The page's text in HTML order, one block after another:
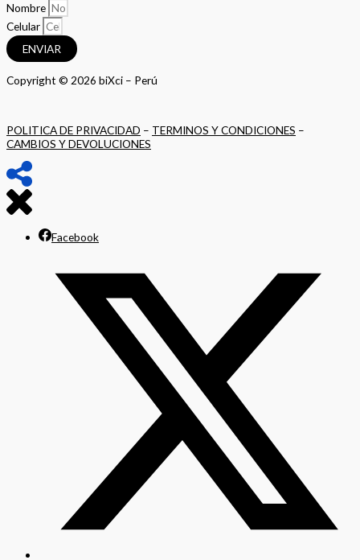
Nombre
Celular
ENVIAR
Copyright © 2026 biXci – Perú
POLITICA DE PRIVACIDAD – TERMINOS Y CONDICIONES –
CAMBIOS Y DEVOLUCIONES
Facebook